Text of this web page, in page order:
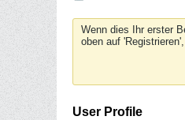
Wenn dies Ihr erster
oben auf
User Profile